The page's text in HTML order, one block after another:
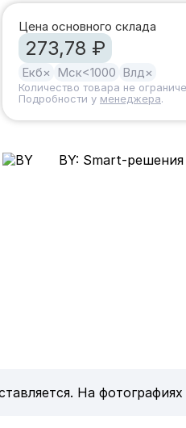
Цена основного склада
273,78 ₽
Екб× Мск<1000 Влд×
Количество товара не
Подробности у менеджера.
BY: Smart-
На